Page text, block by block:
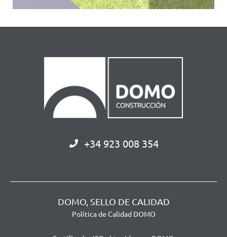
+34 923 008 354
DOMO, SELLO DE CALIDAD
Política de Calidad DOMO